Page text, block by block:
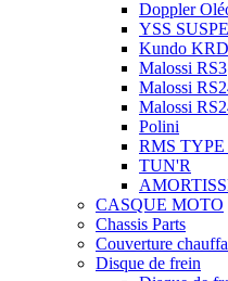
Doppler
YSS
Kundo KRD
Malossi RS3
Malossi
Malossi
Polini
RMS TYPE
TUN'R
CASQUE MOTO
Chassis Parts
Couverture
Disque de frein